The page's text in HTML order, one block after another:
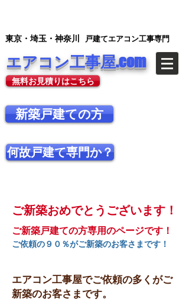
戸建てエアコン工事専門
​東京・埼玉・神奈川
​エアコン工事屋.com
無料お見積りはこちら
新築戸建ての方
何故戸建て専門か？
ご新築おめでとうございます！
​ご新築戸建ての方専用のページです！
ご依頼の９０％がご新築のお客さまです！
エアコン工事屋でご依頼の多くがご
新築のお客さまです。